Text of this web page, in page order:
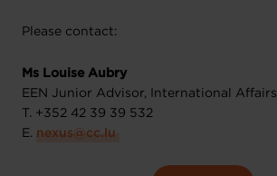
Please contact:
Ms Louise Aubry
EEN Junior Advisor, International Affairs
T. +352 42 39 39 532
E. nexus@cc.lu